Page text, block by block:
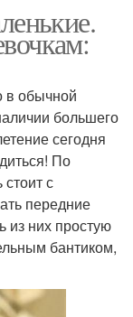
в обычной
большего
сегодня
По
с
передние
из них простую
бантиком,